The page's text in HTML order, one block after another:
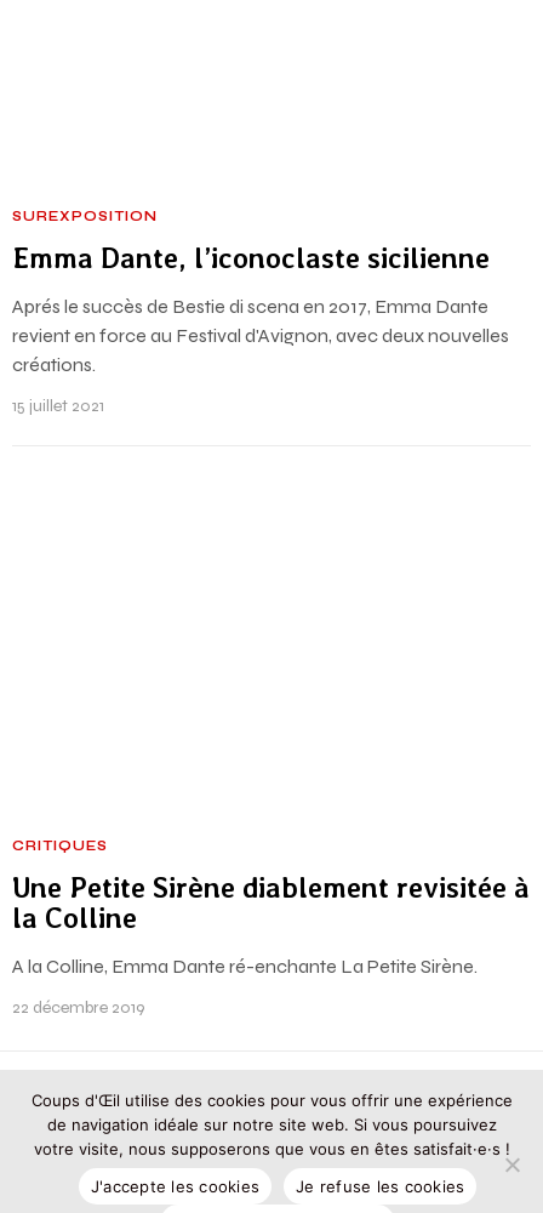
SUREXPOSITION
Emma Dante, l’iconoclaste sicilienne
Aprés le succès de Bestie di scena en 2017, Emma Dante
revient en force au Festival d'Avignon, avec deux nouvelles
créations.
15 juillet 2021
CRITIQUES
Une Petite Sirène diablement revisitée à
la Colline
A la Colline, Emma Dante ré-enchante La Petite Sirène.
22 décembre 2019
© 2025 – Tous droits réservés
Rédacteur en chef : Olivier Frégaville-Gratian d'Amore
Rédacteur en chef adjoint - Administrateur : Peter Avondo
MENTIONS LÉGALES
Coups d'Œil utilise des cookies pour vous offrir une expérience
de navigation idéale sur notre site web. Si vous poursuivez
votre visite, nous supposerons que vous en êtes satisfait·e·s !
J'accepte les cookies
Je refuse les cookies